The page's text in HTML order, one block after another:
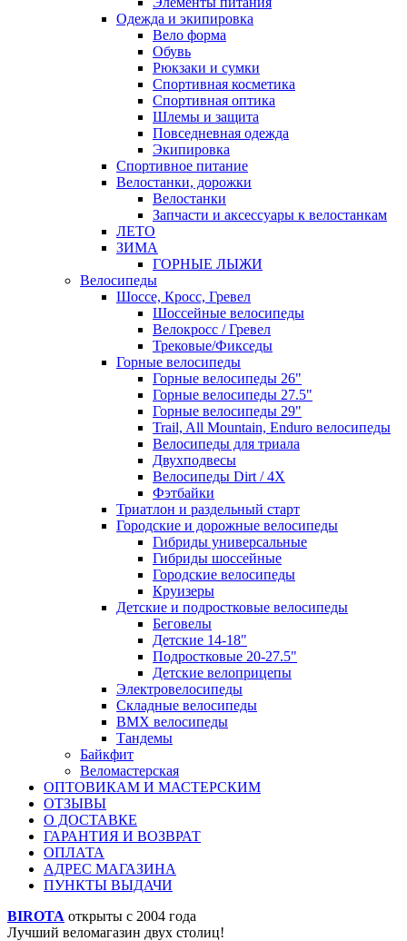
Одежда и экипировка
Вело форма
Обувь
Рюкзаки и сумки
Спортивная косметика
Спортивная оптика
Шлемы и защита
Повседневная одежда
Экипировка
Спортивное питание
Велостанки, дорожки
Велостанки
Запчасти и аксессуары к велостанкам
ЛЕТО
ЗИМА
ГОРНЫЕ ЛЫЖИ
Велосипеды
Шоссе, Кросс, Гревел
Шоссейные велосипеды
Велокросс / Гревел
Трековые/Фикседы
Горные велосипеды
Горные велосипеды 26"
Горные велосипеды 27.5"
Горные велосипеды 29"
Trail, All Mountain, Enduro велосипеды
Велосипеды для триала
Двухподвесы
Велосипеды Dirt / 4X
Фэтбайки
Триатлон и раздельный старт
Городские и дорожные велосипеды
Гибриды универсальные
Гибриды шоссейные
Городские велосипеды
Круизеры
Детские и подростковые велосипеды
Беговелы
Детские 14-18"
Подростковые 20-27.5"
Детские велоприцепы
Электровелосипеды
Складные велосипеды
BMX велосипеды
Тандемы
Байкфит
Веломастерская
ОПТОВИКАМ И МАСТЕРСКИМ
ОТЗЫВЫ
О ДОСТАВКЕ
ГАРАНТИЯ И ВОЗВРАТ
ОПЛАТА
АДРЕС МАГАЗИНА
ПУНКТЫ ВЫДАЧИ
BIROTA открыты с 2004 года
Лучший веломагазин двух столиц!